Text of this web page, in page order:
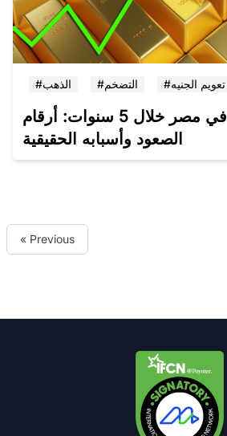
#الذهب #التضخم #تعويم الجنيه
قفزات الذهب في مصر خلال 5 سنوات: أرقام
الصعود وأسبابه الحقيقية
« Previous